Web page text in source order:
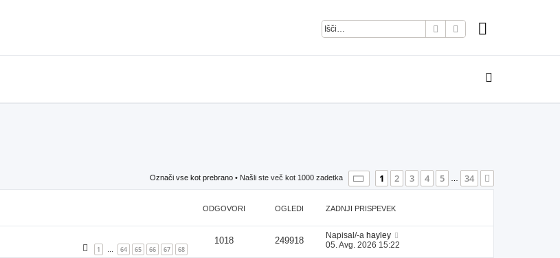
IskanjeNapredno iskanje
Označi vse kot prebrano • Našli ste več kot 1000 zadetka Stran 1od34
1 2 3 4 5 34
ODGOVORI OGLEDI ZADNJI PRISPEVEK
1 64 65 66 67 68
1018 249918 Napisal/-a hayley
05. Avg. 2026 15:22